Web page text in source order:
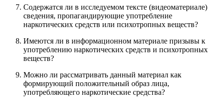
Содержатся ли в исследуемом тексте (видеоматериале)
сведения, пропагандирующие употребление
наркотических средств или психотропных веществ?
Имеются ли в информационном материале призывы к
употреблению наркотических средств и психотропных
веществ?
Можно ли рассматривать данный материал как
формирующий положительный образ лица,
употребляющего наркотические средства?